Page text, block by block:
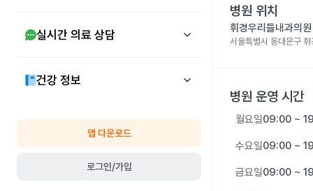
실시간 의료 상담
건강 정보
앱 다운로드
로그인/가입
병원 위치
휘경우리들내과의원
서울특별시 동대문구
병원 운영 시간
월요일09:00 ~
수요일09:00 ~
금요일09:00 ~